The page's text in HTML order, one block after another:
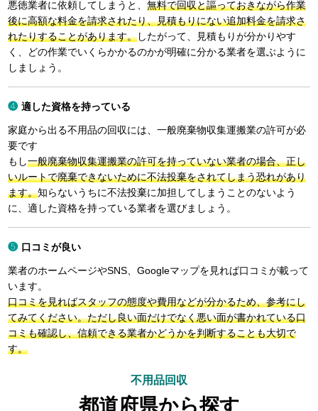
悪徳業者に依頼してしまうと、無料で回収と謳っておきながら作業
後に高額な料金を請求されたり、見積もりにない追加料金を請求さ
れたりすることがあります。したがって、見積もりが分かりやす
く、どの作業でいくらかかるのかが明確に分かる業者を選ぶように
しましょう。
適した資格を持っている
家庭から出る不用品の回収には、一般廃棄物収集運搬業の許可が必
要です
もし一般廃棄物収集運搬業の許可を持っていない業者の場合、正し
いルートで廃棄できないために不法投棄をされてしまう恐れがあり
ます。知らないうちに不法投棄に加担してしまうことのないよう
に、適した資格を持っている業者を選びましょう。
口コミが良い
業者のホームページやSNS、Googleマップを見れば口コミが載って
います。
口コミを見ればスタッフの態度や費用などが分かるため、参考にし
てみてください。ただし良い面だけでなく悪い面が書かれている口
コミも確認し、信頼できる業者かどうかを判断することも大切で
す。
不用品回収
都道府県から探す